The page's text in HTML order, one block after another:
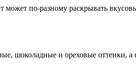
по-разному раскрывать
шоколадные и ореховые оттенки, а